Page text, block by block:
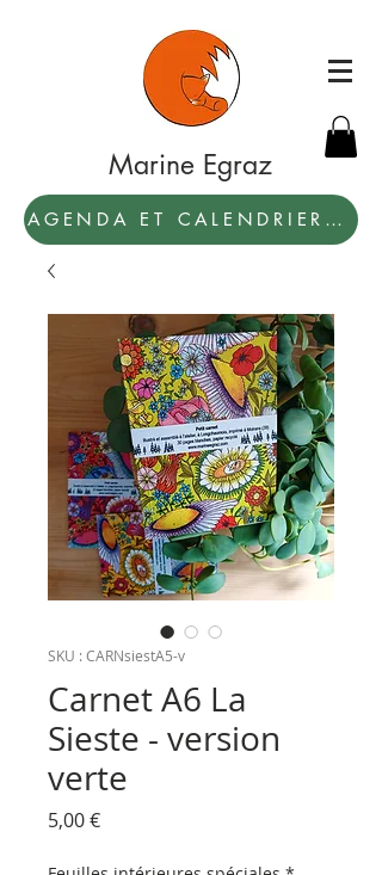
Marine Egraz
AGENDA ET CALENDRIER 2027: PAR ICI !
SKU : CARNsiestA5-v
Carnet A6 La
Sieste - version
verte
5,00 €Prix